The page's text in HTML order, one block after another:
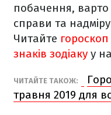
побачення, варто
справи та
Читайте
знаків зодіаку у
ЧИТАЙТЕ ТАКОЖ:
травня 2019 для